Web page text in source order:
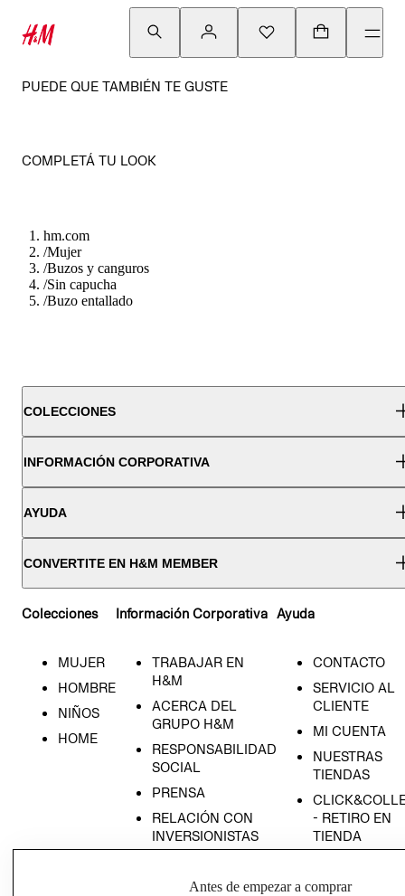
PUEDE QUE TAMBIÉN TE GUSTE
COMPLETÁ TU LOOK
hm.com
/Mujer
/Buzos y canguros
/Sin capucha
/Buzo entallado
COLECCIONES
INFORMACIÓN CORPORATIVA
AYUDA
CONVERTITE EN H&M MEMBER
Colecciones
MUJER
HOMBRE
NIÑOS
HOME
Información Corporativa
TRABAJAR EN
H&M
ACERCA DEL
GRUPO H&M
RESPONSABILIDAD
SOCIAL
PRENSA
RELACIÓN CON
INVERSIONISTAS
EMPRESARIAL
Ayuda
CONTACTO
SERVICIO AL
CLIENTE
MI CUENTA
NUESTRAS
TIENDAS
- RETIRO EN
TIENDA
Antes de empezar a comprar